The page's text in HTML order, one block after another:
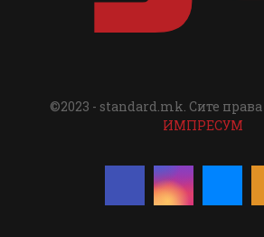
©2023 - standard.mk. Сите права
ИМПРЕСУМ